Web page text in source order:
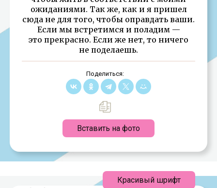
ожиданиями. Так же, как и я пришел
сюда не для того, чтобы оправдать ваши.
Если мы встретимся и поладим —
это прекрасно. Если же нет, то ничего
не поделаешь.
Поделиться:
Вставить на фото
Красивый шрифт